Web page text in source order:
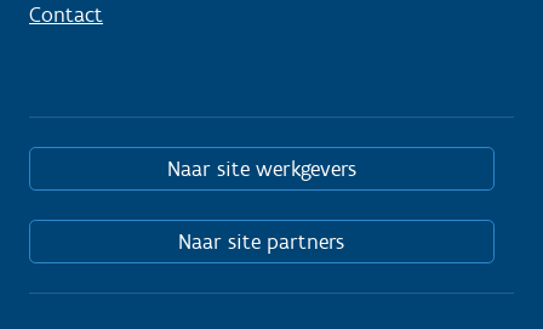
Contact
Naar site werkgevers
Naar site partners